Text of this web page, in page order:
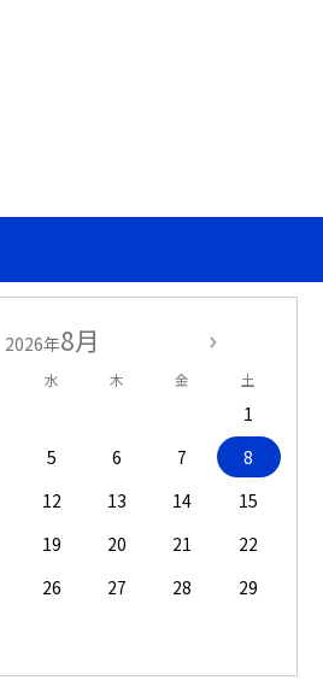
2026年8月
水 木 金 土
1
5 6 7
8
12 13 14
15
19 20 21
22
26 27 28
29